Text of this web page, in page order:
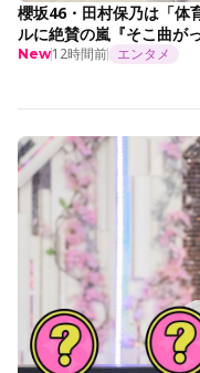
櫻坂46・田村保乃は「体
ルに絶賛の嵐『そこ曲が
New12時間前 エンタメ